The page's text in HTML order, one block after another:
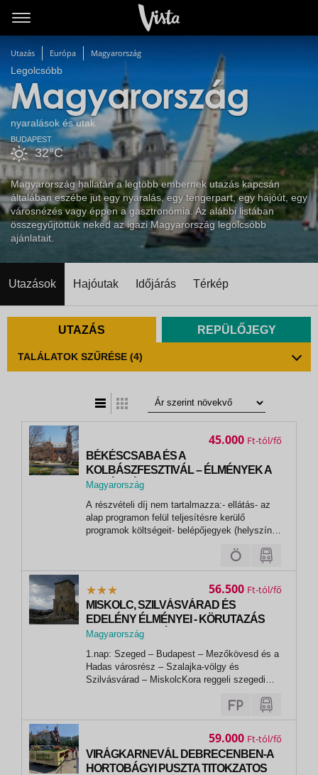
Utazás Európa Magyarország
Legolcsóbb
Magyarország
nyaralások és utak
32°C
BUDAPEST
Magyarország hallatán a legtöbb embernek utazás kapcsán
általában eszébe jut egy nyaralás, egy tengerpart, egy hajóút, egy
városnézés vagy éppen a gasztronómia. Az alábbi listában
összegyűjtöttük neked az igazi Magyarország legolcsóbb
ajánlatait.
Utazások Hajóutak Időjárás Térkép
UTAZÁS REPÜLŐJEGY
TALÁLATOK SZŰRÉSE (4)
BÉKÉSCSABA ÉS A
KOLBÁSZFESZTIVÁL – ÉLMÉNYEK A
TISZÁNTÚLON - Békésszentandrás
sörfőzdéje és a Gyulai titok
Magyarország
Békéscsaba
A részvételi díj nem tartalmazza:- ellátás- az
alap programon felül teljesítésre kerülő
programok költségeit- belépőjegyek (helyszínen
hiányában a létszám felárat - valamint az
egyéb, a fentiekben nem említett, az utazás
45.000 Ft
MISKOLC, SZILVÁSVÁRAD ÉS
EDELÉNY ÉLMÉNYEI - KÖRUTAZÁS
MAGYARORSZÁGON - A magyar
királynék jegyajándéka. Egy francia
nemes kastélya
Magyarország
Miskolc
1.nap: Szeged – Budapest – Mezőkövesd és a
Hadas városrész – Szalajka-völgy és
Szilvásvárad – MiskolcKora reggeli szegedi
utunk. Meg sem állunk a Bükk- hegység lábáig,
programunkat „Matyóföld fővárosában”
56.500 Ft
VIRÁGKARNEVÁL DEBRECENBEN-A
HORTOBÁGYI PUSZTA TITOKZATOS
59.000 Ft